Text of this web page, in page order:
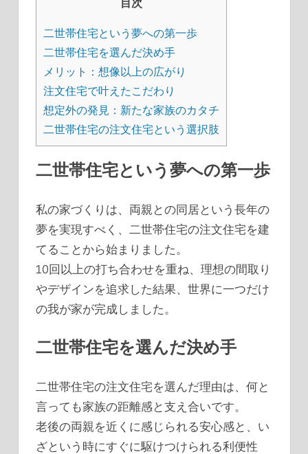
目次
二世帯住宅という夢への第一歩
二世帯住宅を選んだ決め手
メリット：想像以上の広がり
注文住宅で叶えたこだわり
想定外の発見：新たな家族のカタチ
二世帯住宅の注文住宅という選択肢
二世帯住宅という夢への第一歩
私の家づくりは、両親との同居という長年の
夢を実現すべく、二世帯住宅の注文住宅を建
てることから始まりました。
10回以上の打ち合わせを重ね、理想の間取り
やデザインを追求した結果、世界に一つだけ
の我が家が完成しました。
二世帯住宅を選んだ決め手
二世帯住宅の注文住宅を選んだ理由は、何と
言っても家族の距離感と支え合いです。
老後の両親を近くに感じられる安心感と、い
ざという時にすぐに駆けつけられる利便性